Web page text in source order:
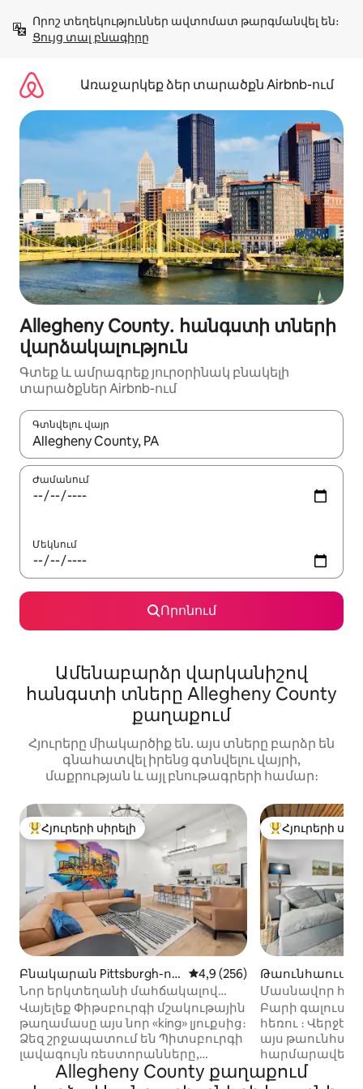
բովանդակությանը
Ցույց տալ բնագիրը
Առաջարկեք ձեր տարածքն Airbnb-ում
Allegheny County․ հանգստի տների
վարձակալություն
Գտեք և ամրագրեք յուրօրինակ բնակելի
տարածքներ Airbnb-ում
Գտնվելու վայր
Երբ արդյունքները հասանելի լինեն, սլաքների
Ժամանում
Մեկնում
Որոնում
Ամենաբարձր վարկանիշով
հանգստի տները Allegheny County
քաղաքում
Հյուրերը միակարծիք են. այս տները բարձր են
գնահատվել իրենց գտնվելու վայրի,
մաքրության և այլ բնութագրերի համար։
Հյուրերի սիրելի լավագույն տները
Հյուրերի սիրելի
Բնակարան Pittsburgh-ու
մ
Միջին վարկանիշը՝ 5-ից
4,9 (256)
Նոր երկտեղանի մահճակալով
լյուքս՝ ջակուզիով, Մշակութային
թաղամասում
Վայելեք Փիթսբուրգի մշակութային
թաղամասը այս նոր «king» լյուքսից։
Ձեզ շրջապատում են Պիտսբուրգի
լավագույն ռեստորանները,
խանութները, մի քանի քայլ հեռու
են կոնգրես-կենտրոնը,
Հյուրերի
Հյուրերի
Թաունհաուս
ում
Մասնավոր
կենտրոնում ՝
կամ քաղաքի
Բարի գալուստ
հեռու ։
այս
կատարյալ
գտնվում է
Allegheny County քաղաքում